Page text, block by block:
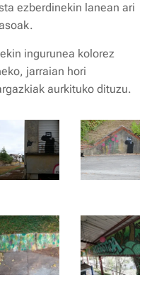
ezberdinekin lanean ari
ingurunea kolorez
jarraian hori
aurkituko dituzu.